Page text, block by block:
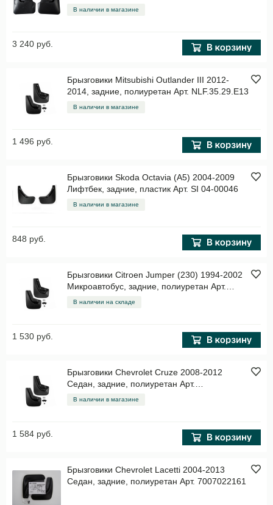
65B
В наличии в магазине
3 240 руб.
Брызговики Mitsubishi Outlander III 2012-
2014, задние, полиуретан Арт. NLF.35.29.E13
В наличии в магазине
1 496 руб.
Брызговики Skoda Octavia (A5) 2004-2009
Лифтбек, задние, пластик Арт. SI 04-00046
В наличии в магазине
848 руб.
Брызговики Citroen Jumper (230) 1994-2002
Микроавтобус, задние, полиуретан Арт.
NLF.15.10.E18
В наличии на складе
1 530 руб.
Брызговики Chevrolet Cruze 2008-2012
Седан, задние, полиуретан Арт.
NLF.08.13.E10
В наличии в магазине
1 584 руб.
Брызговики Chevrolet Lacetti 2004-2013
Седан, задние, полиуретан Арт. 7007022161